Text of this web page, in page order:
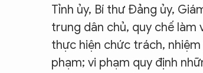
Tỉnh ủy, Bí thư Đảng ủy,
trung dân chủ, quy chế làm
thực hiện chức trách,
phạm; vi phạm quy định